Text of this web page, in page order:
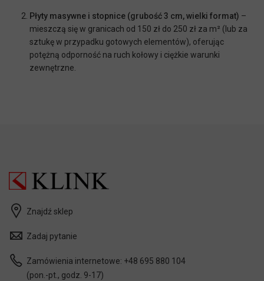
Płyty masywne i stopnice (grubość 3 cm, wielki format) –
mieszczą się w granicach od 150 zł do 250 zł za m² (lub za
sztukę w przypadku gotowych elementów), oferując
potężną odporność na ruch kołowy i ciężkie warunki
zewnętrzne.
Znajdź sklep
Zadaj pytanie
Zamówienia internetowe: +48 695 880 104
(pon.-pt., godz. 9-17)